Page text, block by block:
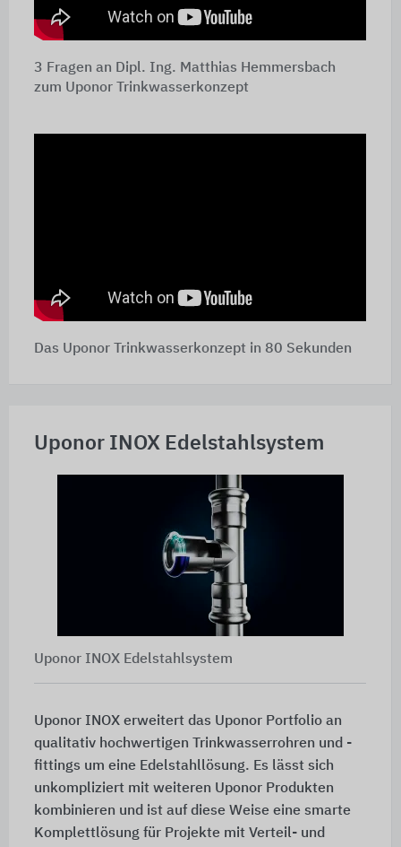
3 Fragen an Dipl. Ing. Matthias Hemmersbach
zum Uponor Trinkwasserkonzept
Das Uponor Trinkwasserkonzept in 80 Sekunden
Uponor INOX Edelstahlsystem
Uponor INOX Edelstahlsystem
Uponor INOX erweitert das Uponor Portfolio an
qualitativ hochwertigen Trinkwasserrohren und -
fittings um eine Edelstahllösung. Es lässt sich
unkompliziert mit weiteren Uponor Produkten
kombinieren und ist auf diese Weise eine smarte
Komplettlösung für Projekte mit Verteil- und